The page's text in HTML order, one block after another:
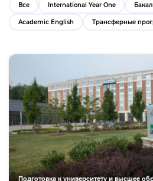
Все International Year One
Academic English Трансферные
Подготовка к университету и высшее
Направления
Крупнейший
исследовательский
в 30 минутах от
специальностей: Бизнес;